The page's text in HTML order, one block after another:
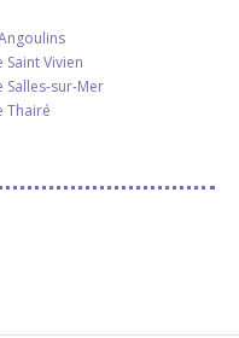
Saint Vivien
Salles-sur-Mer
Thairé